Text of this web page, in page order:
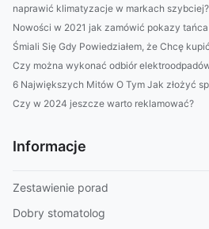
naprawić klimatyzacje w markach szybciej?
Nowości w 2021 jak zamówić pokazy tańca
Śmiali Się Gdy Powiedziałem, że Chcę
Czy można wykonać odbiór
6 Największych Mitów O Tym Jak złożyć
Czy w 2024 jeszcze warto reklamować?
Informacje
Zestawienie porad
Dobry stomatolog